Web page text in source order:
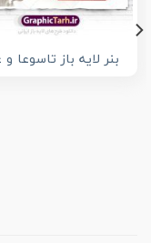
بنر لایه باز تاسوعا و